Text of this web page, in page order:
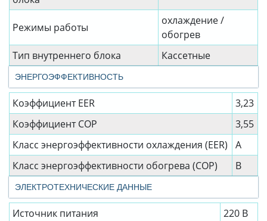
Режимы работы
охлаждение /
обогрев
Тип внутреннего блока
Кассетные
ЭНЕРГОЭФФЕКТИВНОСТЬ
Коэффициент EER
3,23
Коэффициент СОР
3,55
Класс энергоэффективности охлаждения (EER)
А
Класс энергоэффективности обогрева (COP)
B
ЭЛЕКТРОТЕХНИЧЕСКИЕ ДАННЫЕ
Источник питания 220 В